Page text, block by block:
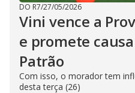
DO R7/27/05/2026
Vini vence a
e promete
Patrão
Com isso, o morador tem
desta terça (26)